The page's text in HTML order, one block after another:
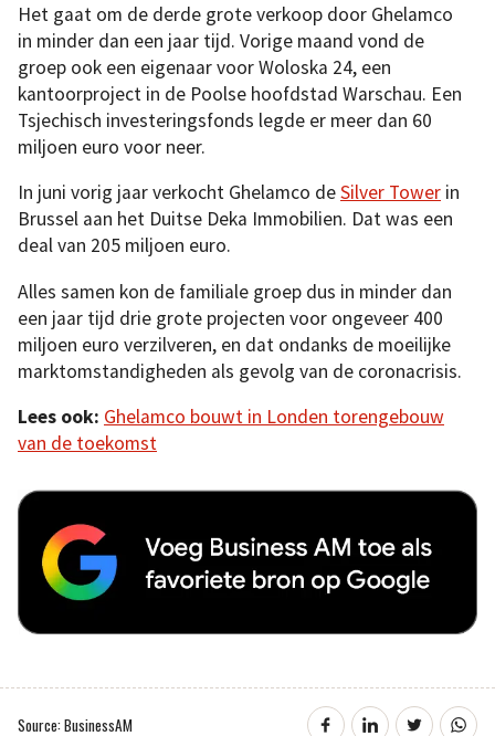
Het gaat om de derde grote verkoop door Ghelamco
in minder dan een jaar tijd. Vorige maand vond de
groep ook een eigenaar voor Woloska 24, een
kantoorproject in de Poolse hoofdstad Warschau. Een
Tsjechisch investeringsfonds legde er meer dan 60
miljoen euro voor neer.
In juni vorig jaar verkocht Ghelamco deSilver Tower in
Brussel aan het Duitse Deka Immobilien. Dat was een
deal van 205 miljoen euro.
Alles samen kon de familiale groep dus in minder dan
een jaar tijd drie grote projecten voor ongeveer 400
miljoen euro verzilveren, en dat ondanks de moeilijke
marktomstandigheden als gevolg van de coronacrisis.
Lees ook: Ghelamco bouwt in Londen torengebouw
van de toekomst
Source: BusinessAM